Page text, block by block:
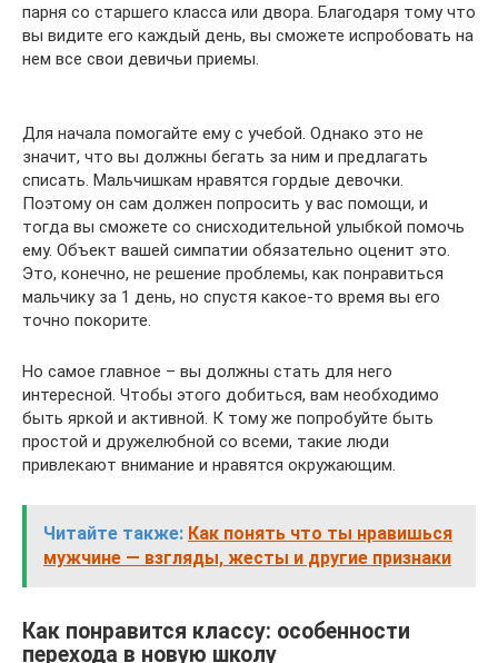
парня со старшего класса или двора. Благодаря тому что
вы видите его каждый день, вы сможете испробовать на
нем все свои девичьи приемы.
Для начала помогайте ему с учебой. Однако это не
значит, что вы должны бегать за ним и предлагать
списать. Мальчишкам нравятся гордые девочки.
Поэтому он сам должен попросить у вас помощи, и
тогда вы сможете со снисходительной улыбкой помочь
ему. Объект вашей симпатии обязательно оценит это.
Это, конечно, не решение проблемы, как понравиться
мальчику за 1 день, но спустя какое-то время вы его
точно покорите.
Но самое главное – вы должны стать для него
интересной. Чтобы этого добиться, вам необходимо
быть яркой и активной. К тому же попробуйте быть
простой и дружелюбной со всеми, такие люди
привлекают внимание и нравятся окружающим.
Читайте также: Как понять что ты нравишься
мужчине — взгляды, жесты и другие признаки
Как понравится классу: особенности
перехода в новую школу